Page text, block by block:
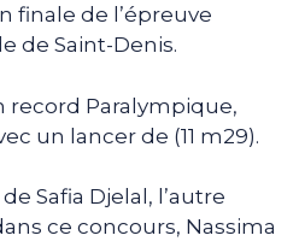
finale de l’épreuve
de Saint-Denis.
record Paralympique,
un lancer de (11 m29).
Safia Djelal, l’autre
ce concours, Nassima